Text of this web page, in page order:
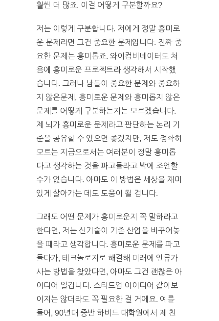
훨씬 더 많죠. 이걸 어떻게 구분할까요?
저는 이렇게 구분합니다. 저에게 정말 흥미로
운 문제라면 그건 중요한 문제입니다. 진짜 중
요한 문제는 흥미롭죠. 와이컴비네이터도 처
음에 흥미로운 프로젝트라 생각해서 시작했
습니다. 그러나 남들이 중요한 문제와 중요하
지 않은문제, 흥미로운 문제와 흥미롭지 않은
문제를 어떻게 구분하는지는 모르겠습니다.
제 뇌가 흥미로운 문제라고 판단하는 논리 기
준을 공유할 수 있으면 좋겠지만, 저도 정확히
모르는 지금으로서는 여러분이 정말 흥미롭
다고 생각하는 것을 파고들라고 밖에 조언할
수가 없습니다. 아마도 이 방법은 세상을 재미
있게 살아가는 데도 도움이 될 겁니다.
그래도 어떤 문제가 흥미로운지 꼭 말하라고
한다면, 저는 신기술이 기존 산업을 바꾸어놓
을 때라고 생각합니다. 흥미로운 문제를 파고
들다가, 테크놀로지로 해결해 미래에 인류가
사는 방법을 찾았다면, 아마도 그건 괜찮은 아
이디어 일겁니다. 스타트업 아이디어 같아보
이지는 않더라도 꼭 필요한 걸 거에요. 예를
들어, 90년대 중반 하버드 대학원에서 제 친